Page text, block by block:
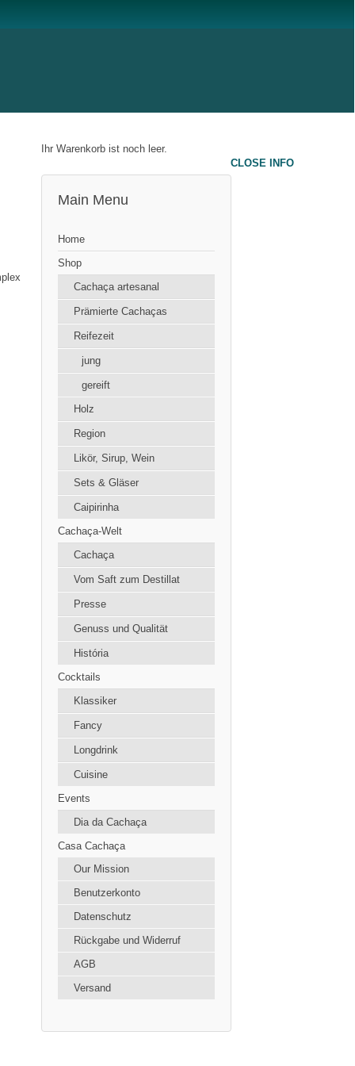
CLOSE INFO
Ihr Warenkorb ist noch leer.
Main Menu
Home
Shop
Cachaça artesanal
Prämierte Cachaças
Reifezeit
jung
gereift
Holz
Region
Likör, Sirup, Wein
Sets & Gläser
Caipirinha
Cachaça-Welt
Cachaça
Vom Saft zum Destillat
Presse
Genuss und Qualität
História
Cocktails
Klassiker
Fancy
Longdrink
Cuisine
Events
Dia da Cachaça
Casa Cachaça
Our Mission
Benutzerkonto
Datenschutz
Rückgabe und Widerruf
AGB
Versand